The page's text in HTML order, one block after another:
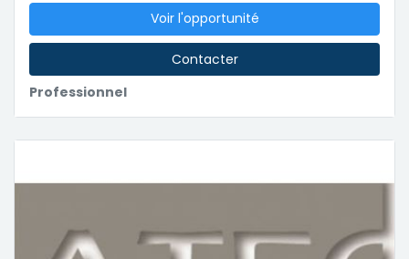
Professionnel
Voir l'opportunité
Contacter